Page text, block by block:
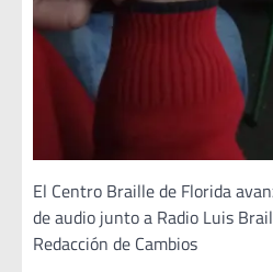
El Centro Braille de Florida
de audio junto a Radio Luis
Redacción de Cambios